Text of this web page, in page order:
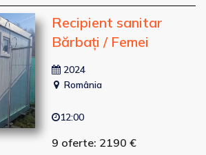
Recipient sanitar
Bărbați / Femei
2024
România
12:00
9 oferte: 2190 €